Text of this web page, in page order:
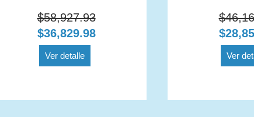
$58,927.93
$36,829.98
Ver detalle Ver